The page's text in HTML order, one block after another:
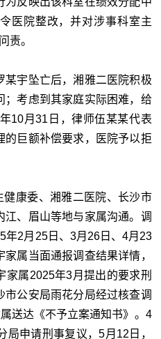
医院整改，并对涉事科室主
责。
某宇坠亡后，湘雅二医院积极
；考虑到其家庭实际困难，给
10月31日，律师伍某某代表
的巨额补偿要求，医院予以拒
康委、湘雅二医院、长沙市
、眉山等地与家属沟通。调
年2月25日、3月26日、4月23
属当面通报调查结果详情，
家属2025年3月提出的要求刑
公安局雨花分局经过核查调
送达《不予立案通知书》。4
局申请刑事复议，5月12日，